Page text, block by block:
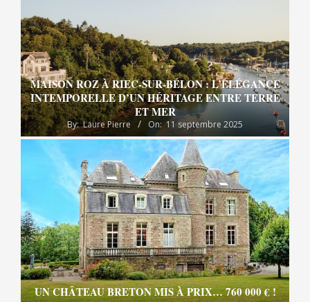
MAISON ROZ À RIEC-SUR-BÉLON : L’ÉLÉGANCE
INTEMPORELLE D’UN HÉRITAGE ENTRE TERRE
ET MER
By: Laure Pierre On: 11 septembre 2025
UN CHÂTEAU BRETON MIS À PRIX… 760 000 € !